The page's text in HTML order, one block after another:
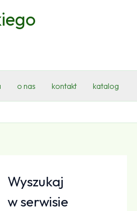
o nas kontakt katalog
Wyszukaj
w serwisie